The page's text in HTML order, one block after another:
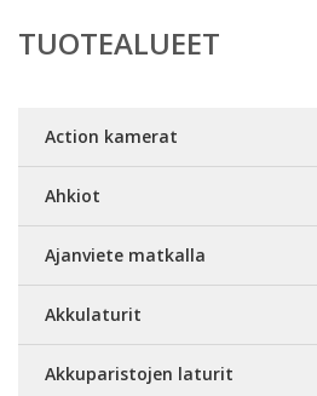
TUOTEALUEET
Action kamerat
Ahkiot
Ajanviete matkalla
Akkulaturit
Akkuparistojen laturit